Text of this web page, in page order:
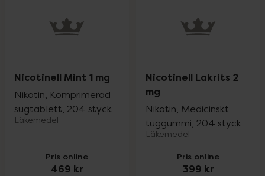
Nicotinell Mint 1 mg
Nikotin, Komprimerad
sugtablett, 204 styck
Läkemedel
Pris online
469 kr
Nicotinell Lakrits 2
mg
Nikotin, Medicinskt
tuggummi, 204 styck
Läkemedel
Pris online
399 kr